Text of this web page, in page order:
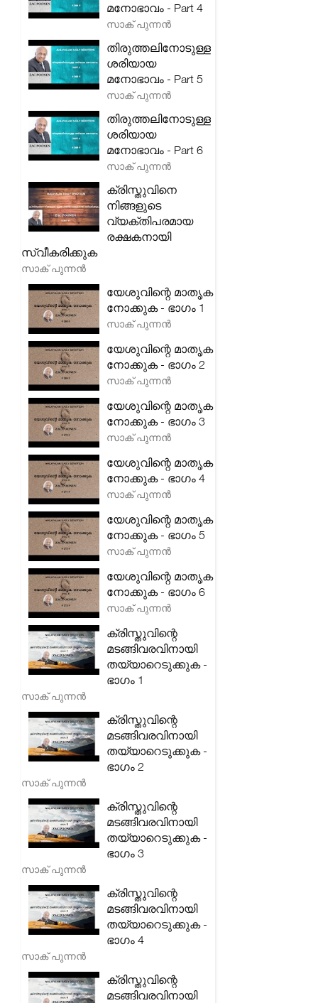
മനോഭാവം - Part 4
സാക് പുന്നൻ
തിരുത്തലിനോടുള്ള
ശരിയായ
മനോഭാവം - Part 5
സാക് പുന്നൻ
തിരുത്തലിനോടുള്ള
ശരിയായ
മനോഭാവം - Part 6
സാക് പുന്നൻ
ക്രിസ്തുവിനെ
നിങ്ങളുടെ
വ്യക്തിപരമായ
രക്ഷകനായി
സ്വീകരിക്കുക
സാക് പുന്നൻ
യേശുവിന്റെ മാതൃക
നോക്കുക - ഭാഗം 1
സാക് പുന്നൻ
യേശുവിന്റെ മാതൃക
നോക്കുക - ഭാഗം 2
സാക് പുന്നൻ
യേശുവിന്റെ മാതൃക
നോക്കുക - ഭാഗം 3
സാക് പുന്നൻ
യേശുവിന്റെ മാതൃക
നോക്കുക - ഭാഗം 4
സാക് പുന്നൻ
യേശുവിന്റെ മാതൃക
നോക്കുക - ഭാഗം 5
സാക് പുന്നൻ
യേശുവിന്റെ മാതൃക
നോക്കുക - ഭാഗം 6
സാക് പുന്നൻ
ക്രിസ്തുവിന്റെ
മടങ്ങിവരവിനായി
തയ്യാറെടുക്കുക -
ഭാഗം 1
സാക് പുന്നൻ
ക്രിസ്തുവിന്റെ
മടങ്ങിവരവിനായി
തയ്യാറെടുക്കുക -
ഭാഗം 2
സാക് പുന്നൻ
ക്രിസ്തുവിന്റെ
മടങ്ങിവരവിനായി
തയ്യാറെടുക്കുക -
ഭാഗം 3
സാക് പുന്നൻ
ക്രിസ്തുവിന്റെ
മടങ്ങിവരവിനായി
തയ്യാറെടുക്കുക -
ഭാഗം 4
സാക് പുന്നൻ
ക്രിസ്തുവിന്റെ
മടങ്ങിവരവിനായി